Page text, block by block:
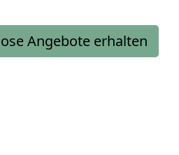
Angebote erhalten